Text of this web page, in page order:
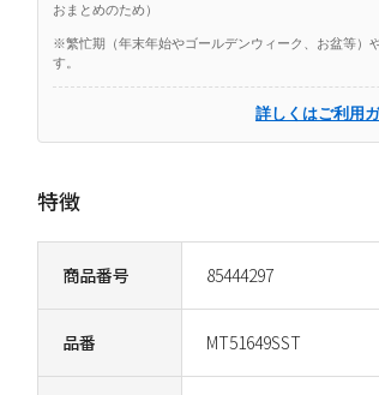
商品番号 85444297
品番 MT51649SST
おまとめのため）
※繁忙期（年末年始やゴールデンウィーク、お盆等）
す。
詳しくはご利用
特徴